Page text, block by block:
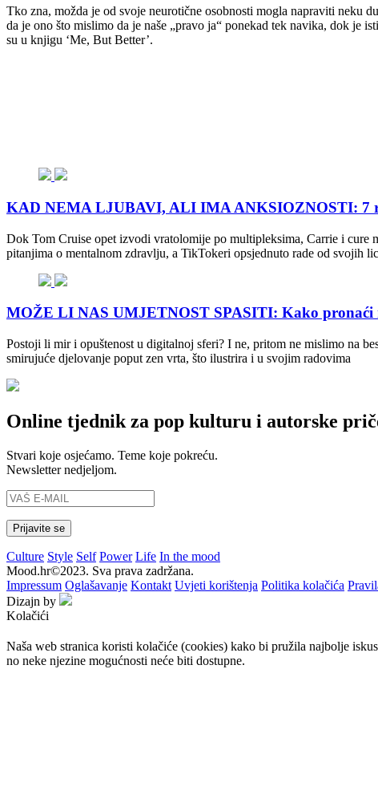
Tko zna, možda je od svoje neurotične osobnosti mogla napraviti neku
da je ono što mislimo da je naše „pravo ja“ ponekad tek navika, dok je
su u knjigu ‘Me, But Better’.
KAD NEMA LJUBAVI, ALI IMA ANKSIOZNOSTI: 7
Dok Tom Cruise opet izvodi vratolomije po multipleksima, Carrie i cure
pitanjima o mentalnom zdravlju, a TikTokeri opsjednuto rade od svojih
MOŽE LI NAS UMJETNOST SPASITI: Kako
Postoji li mir i opuštenost u digitalnoj sferi? I ne, pritom ne mislimo na
smirujuće djelovanje poput zen vrta, što ilustrira i u svojim radovima
Online tjednik za pop kulturu i autorske
Stvari koje osjećamo. Teme koje pokreću.
Newsletter nedjeljom.
Culture Style Self Power Life In the mood
Mood.hr©2023. Sva prava zadržana.
Impressum Oglašavanje Kontakt Uvjeti korištenja Politika kolačića
Dizajn by
Kolačići
Naša web stranica koristi kolačiće (cookies) kako bi pružila najbolje
no neke njezine mogućnosti neće biti dostupne.